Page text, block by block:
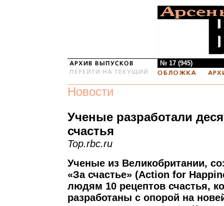
№ 17 (945)
Новости
Ученые разработали
счастья
Top.rbc.ru
Ученые из Великобритании,
«За счастье» (Action for
людям 10 рецептов счастья,
разработаны с опорой на